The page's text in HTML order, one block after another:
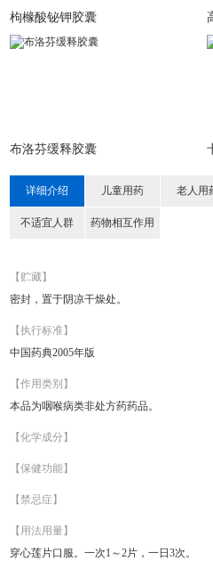
枸橼酸铋钾胶囊
布洛芬缓释胶囊
详细介绍 儿童用药 老人用
不适宜人群 药物相互作用
【贮藏】
密封，置于阴凉干燥处。
【执行标准】
中国药典2005年版
【作用类别】
本品为咽喉病类非处方药药品。
【化学成分】
【保健功能】
【禁忌症】
【用法用量】
穿心莲片口服。一次1～2片，一日3次。